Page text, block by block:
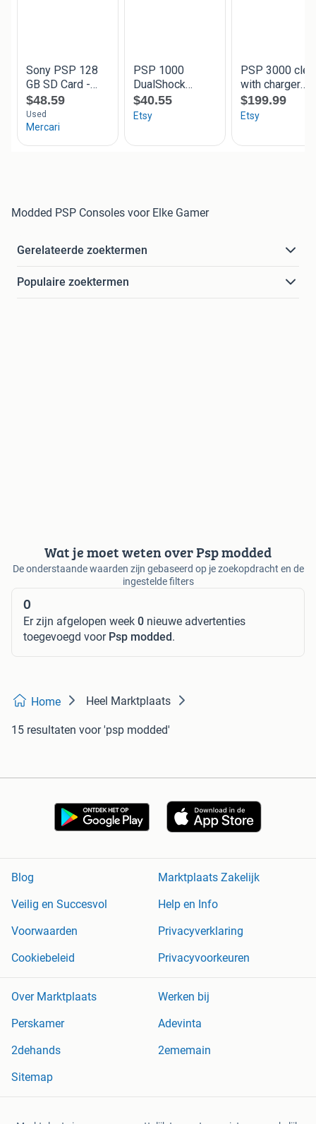
Modded PSP Consoles voor Elke Gamer
Gerelateerde zoektermen
Populaire zoektermen
Wat je moet weten over Psp modded
De onderstaande waarden zijn gebaseerd op je zoekopdracht en de
ingestelde filters
0
Er zijn afgelopen week 0 nieuwe advertenties
toegevoegd voor Psp modded.
Home Heel Marktplaats
15 resultaten voor 'psp modded'
Blog
Marktplaats Zakelijk
Veilig en Succesvol
Help en Info
Voorwaarden
Privacyverklaring
Cookiebeleid
Privacyvoorkeuren
Over Marktplaats
Werken bij
Perskamer
Adevinta
2dehands
2ememain
Sitemap